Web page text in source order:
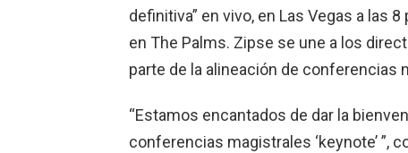
definitiva” en vivo, en Las Vegas a las
en The Palms. Zipse se une a los
parte de la alineación de conferencias
“Estamos encantados de dar la
conferencias magistrales ‘keynote’ ”,